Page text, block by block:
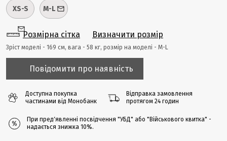
XS-S
M-L
Розмірна сітка Визначити розмір
Зріст моделі - 169 cм, вага - 58 кг, розмір на моделі - M-L
Повідомити про наявність
Доступна покупка
частинами від Монобанк
Відправка замовлення
протягом 24 годин
При предʼявленні посвідчення "УБД" або "Військового квитка" -
надається знижка 10%.